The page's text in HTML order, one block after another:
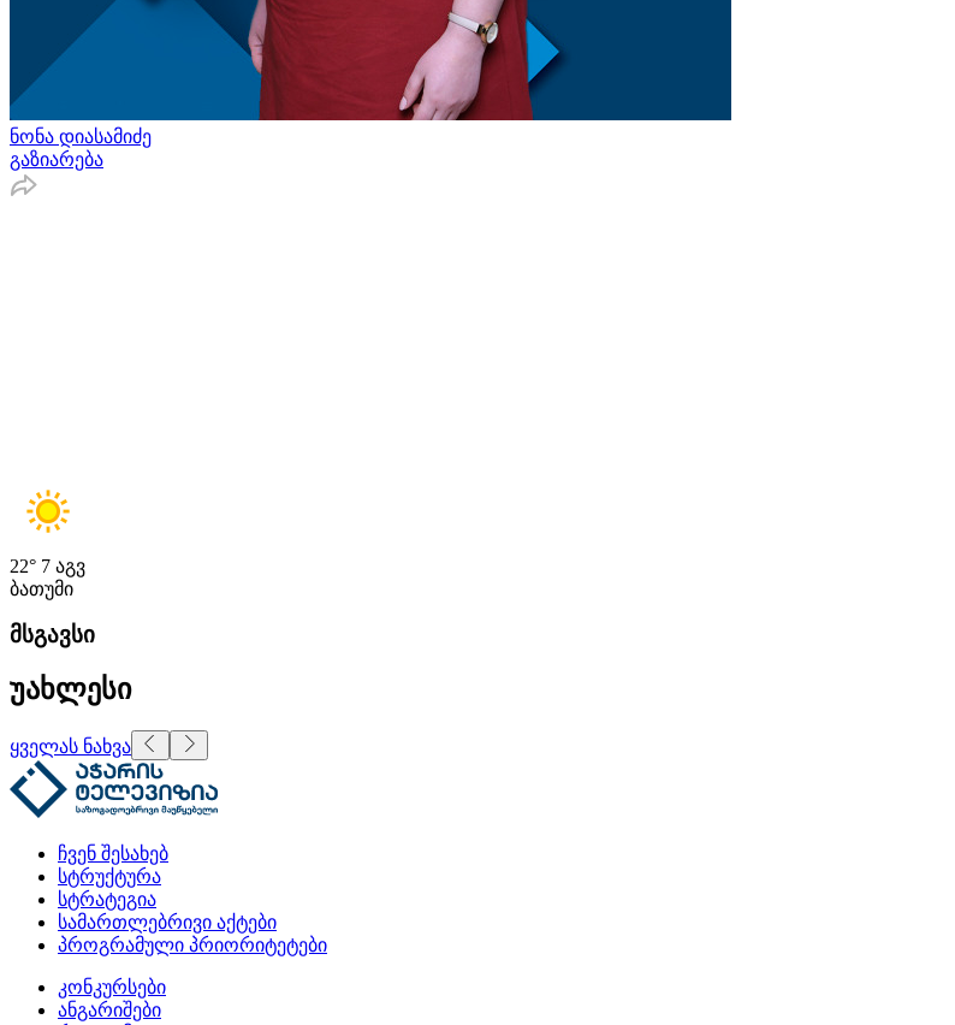
ნონა დიასამიძე
გაზიარება
22° 7 აგვ
ბათუმი
მსგავსი
უახლესი
ყველას ნახვა
ჩვენ შესახებ
სტრუქტურა
სტრატეგია
სამართლებრივი აქტები
პროგრამული პრიორიტეტები
კონკურსები
ანგარიშები